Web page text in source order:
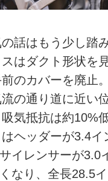
話はもう少し踏
はダクト形状を
のカバーを廃止
の通り道に近い
気抵抗は約10%
ヘッダーが3.4イ
イレンサーが3.0
なり、全長28.5